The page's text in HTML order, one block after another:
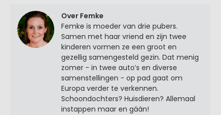
Over Femke
Femke is moeder van drie pubers.
Samen met haar vriend en zijn twee
kinderen vormen ze een groot en
gezellig samengesteld gezin. Dat menig
zomer - in twee auto’s en diverse
samenstellingen - op pad gaat om
Europa verder te verkennen.
Schoondochters? Huisdieren? Allemaal
instappen maar en gáán!